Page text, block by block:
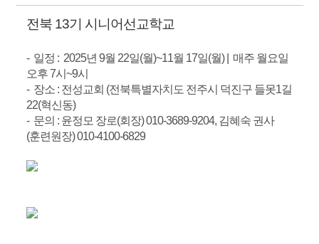
전북 13기 시니어선교학교
- 일정 : 2025년 9월 22일(월)~11월 17일(월) | 매주 월요일
오후 7시~9시
- 장소 : 전성교회 (전북특별자치도 전주시 덕진구 들못1길
22(혁신동)
- 문의 : 윤정모 장로(회장) 010-3689-9204, 김혜숙 권사
(훈련원장) 010-4100-6829